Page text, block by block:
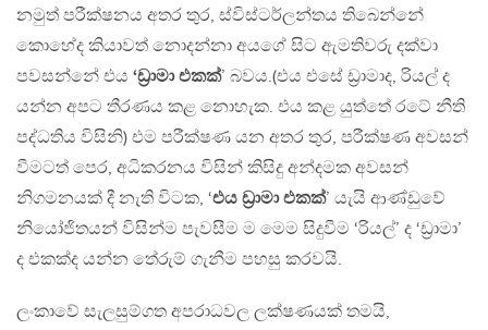
නමුත් පරීක්ෂනය අතර තුර, ස්විස්ටර්ලන්තය තිබෙන්නේ
කොහේද කියාවත් නොදන්නා අයගේ සිට ඇමතිවරු දක්වා
පවසන්නේ එය ‘ඩ්‍රාමා එකක්’ බවය.(එය එසේ ඩ්‍රාමාද, රියල් ද
යන්න අපට තීරණය කළ නොහැක. එය කළ යුත්තේ රටේ නීති
පද්ධතිය විසිනි) එම පරීක්ෂණ යන අතර තුර, පරීක්ෂණ අවසන්
වීමටත් පෙර, අධිකරනය විසින් කිසිදු අන්දමක අවසන්
නිගමනයක් දී නැති විටක, ‘එය ඩ්‍රාමා එකක්’ යැයි ආණ්ඩුවේ
නියෝජිතයන් විසින්ම පැවසීම ම මෙම සිදුවීම ‘රියල්’ ද ‘ඩ්‍රාමා’
ද එකක්ද යන්න තේරුම් ගැනීම පහසු කරවයි.
ලංකාවේ සැලසුම්ගත අපරාධවල ලක්ෂණයක් තමයි,